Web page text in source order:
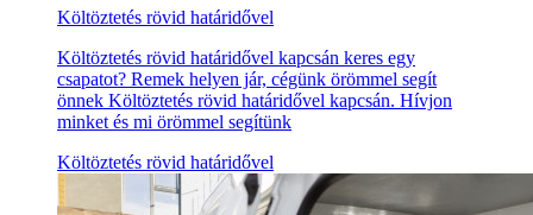
Költöztetés rövid határidővel
Költöztetés rövid határidővel kapcsán keres egy
csapatot? Remek helyen jár, cégünk örömmel segít
önnek Költöztetés rövid határidővel kapcsán. Hívjon
minket és mi örömmel segítünk
Költöztetés rövid határidővel